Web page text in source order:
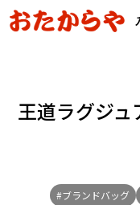
王道ラグジ
#ブランドバッグ